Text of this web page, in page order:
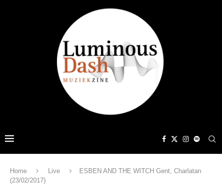
Home Live
ESBEN AND THE WITCH Gent, Charlatan
(23/02/2017)